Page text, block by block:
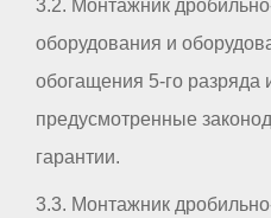
3.2. Монтажник
оборудования и
обогащения 5-го разряда
предусмотренные
гарантии.
3.3. Монтажник